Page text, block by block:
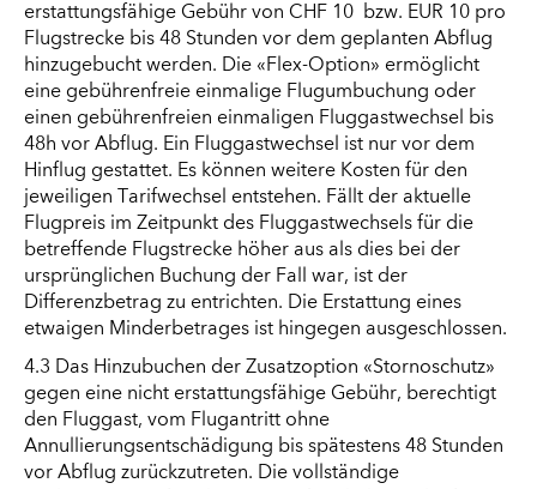
erstattungsfähige Gebühr von CHF 10 bzw. EUR 10 pro
Flugstrecke bis 48 Stunden vor dem geplanten Abflug
hinzugebucht werden. Die «Flex-Option» ermöglicht
eine gebührenfreie einmalige Flugumbuchung oder
einen gebührenfreien einmaligen Fluggastwechsel bis
48h vor Abflug. Ein Fluggastwechsel ist nur vor dem
Hinflug gestattet. Es können weitere Kosten für den
jeweiligen Tarifwechsel entstehen. Fällt der aktuelle
Flugpreis im Zeitpunkt des Fluggastwechsels für die
betreffende Flugstrecke höher aus als dies bei der
ursprünglichen Buchung der Fall war, ist der
Differenzbetrag zu entrichten. Die Erstattung eines
etwaigen Minderbetrages ist hingegen ausgeschlossen.
4.3 Das Hinzubuchen der Zusatzoption «Stornoschutz»
gegen eine nicht erstattungsfähige Gebühr, berechtigt
den Fluggast, vom Flugantritt ohne
Annullierungsentschädigung bis spätestens 48 Stunden
vor Abflug zurückzutreten. Die vollständige